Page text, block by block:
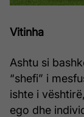
Vitinha
Ashtu si
“shefi” i
ishte i
ego dhe